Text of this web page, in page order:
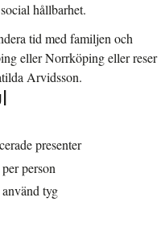
hållbarhet.
tid med familjen och
eller Norrköping eller reser
Arvidsson.
presenter
person
tyg